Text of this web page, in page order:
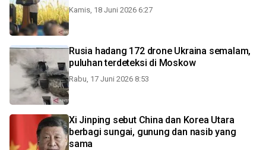
Kamis, 18 Juni 2026 6:27
Rusia hadang 172 drone Ukraina semalam,
puluhan terdeteksi di Moskow
Rabu, 17 Juni 2026 8:53
Xi Jinping sebut China dan Korea Utara
berbagi sungai, gunung dan nasib yang
sama